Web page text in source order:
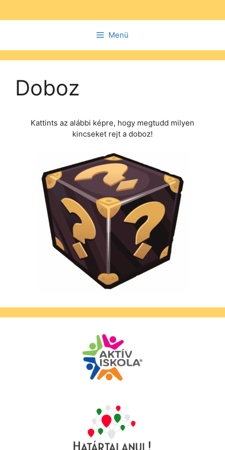
a
Menü
Doboz
Kattints az alábbi képre, hogy megtudd milyen
kincseket rejt a doboz!